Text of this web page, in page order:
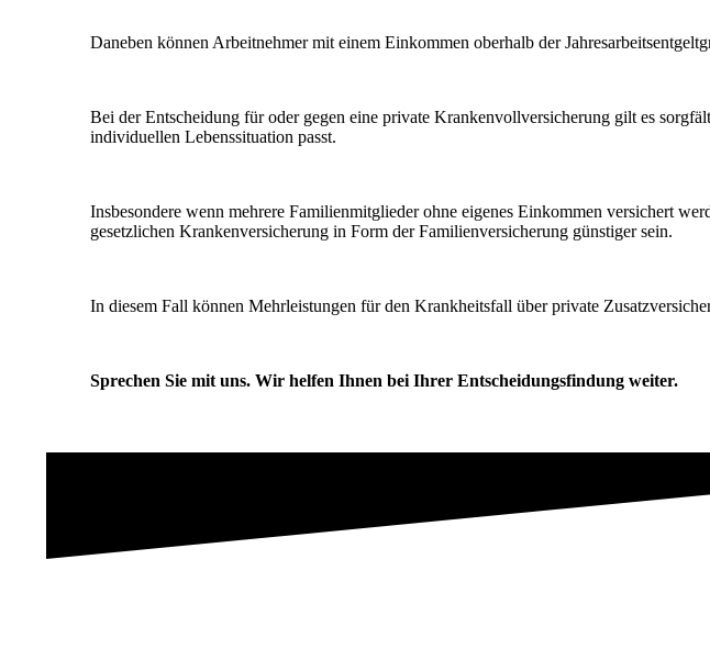
Daneben können Arbeitnehmer mit einem Einkommen oberhalb der
Bei der Entscheidung für oder gegen eine private Krankenvollversicherung gilt es
individuellen Lebenssituation passt.
Insbesondere wenn mehrere Familienmitglieder ohne eigenes Einkommen versichert
gesetzlichen Krankenversicherung in Form der Familienversicherung günstiger sein.
In diesem Fall können Mehrleistungen für den Krankheitsfall über private
Sprechen Sie mit uns. Wir helfen Ihnen bei Ihrer Entscheidungsfindung weiter.